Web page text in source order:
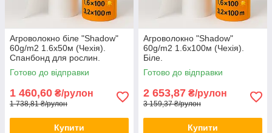
Агроволокно біле "Shadow"
60g/m2 1.6х50м (Чехія).
Спанбонд для рослин.
Готово до відправки
1 460,60 ₴/рулон
1 738,81 ₴/рулон
Купити
Агроволокно "Shadow"
60g/m2 1.6х100м (Чехія).
Біле.
Готово до відправки
2 653,87 ₴/рулон
3 159,37 ₴/рулон
Купити